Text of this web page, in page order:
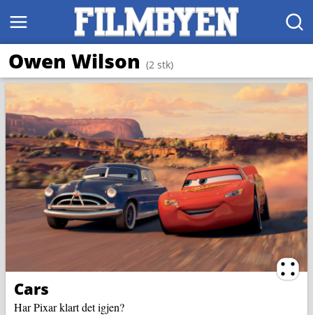
MENY SØK
Owen Wilson (2 stk)
Cars
Har Pixar klart det igjen?